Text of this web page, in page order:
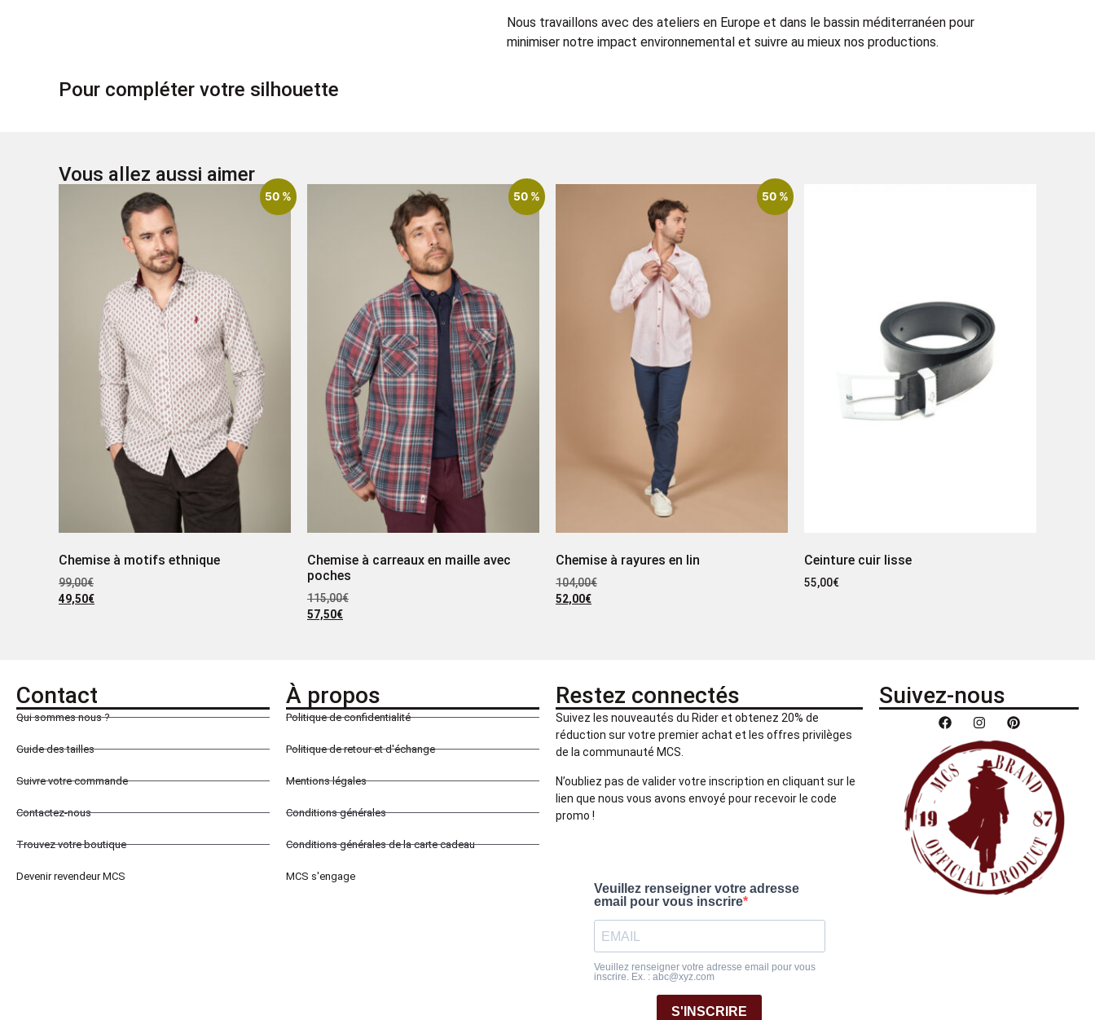
Nous travaillons avec des ateliers en Europe et dans le bassin méditerranéen pour
minimiser notre impact environnemental et suivre au mieux nos productions.
Pour compléter votre silhouette
Vous allez aussi aimer
50 %
Chemise à motifs ethnique
99,00€
49,50€
50 %
Chemise à carreaux en maille avec
poches
115,00€
57,50€
50 %
Chemise à rayures en lin
104,00€
52,00€
Ceinture cuir lisse
55,00€
Contact
Qui sommes nous ?
Guide des tailles
Suivre votre commande
Contactez-nous
Trouvez votre boutique
Devenir revendeur MCS
À propos
Politique de confidentialité
Politique de retour et d'échange
Mentions légales
Conditions générales
Conditions générales de la carte cadeau
MCS s'engage
Restez connectés
Suivez les nouveautés du Rider et obtenez 20% de
réduction sur votre premier achat et les offres privilèges
de la communauté MCS.
N’oubliez pas de valider votre inscription en cliquant sur le
lien que nous vous avons envoyé pour recevoir le code
promo !
Veuillez renseigner votre adresse
email pour vous inscrire
Veuillez renseigner votre adresse email pour vous
inscrire. Ex. : abc@xyz.com
S'INSCRIRE
Suivez-nous